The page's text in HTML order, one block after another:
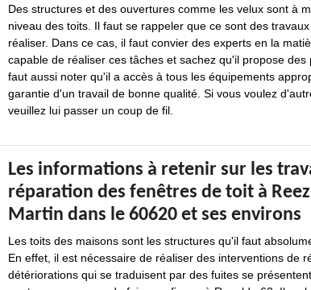
Des structures et des ouvertures comme les velux sont à
niveau des toits. Il faut se rappeler que ce sont des
réaliser. Dans ce cas, il faut convier des experts en la
capable de réaliser ces tâches et sachez qu'il propose des
faut aussi noter qu'il a accès à tous les équipements
garantie d'un travail de bonne qualité. Si vous voulez
veuillez lui passer un coup de fil.
Les informations à retenir sur les
réparation des fenêtres de toit à Reez
Martin dans le 60620 et ses environs
Les toits des maisons sont les structures qu'il faut
En effet, il est nécessaire de réaliser des interventions de
détériorations qui se traduisent par des fuites se